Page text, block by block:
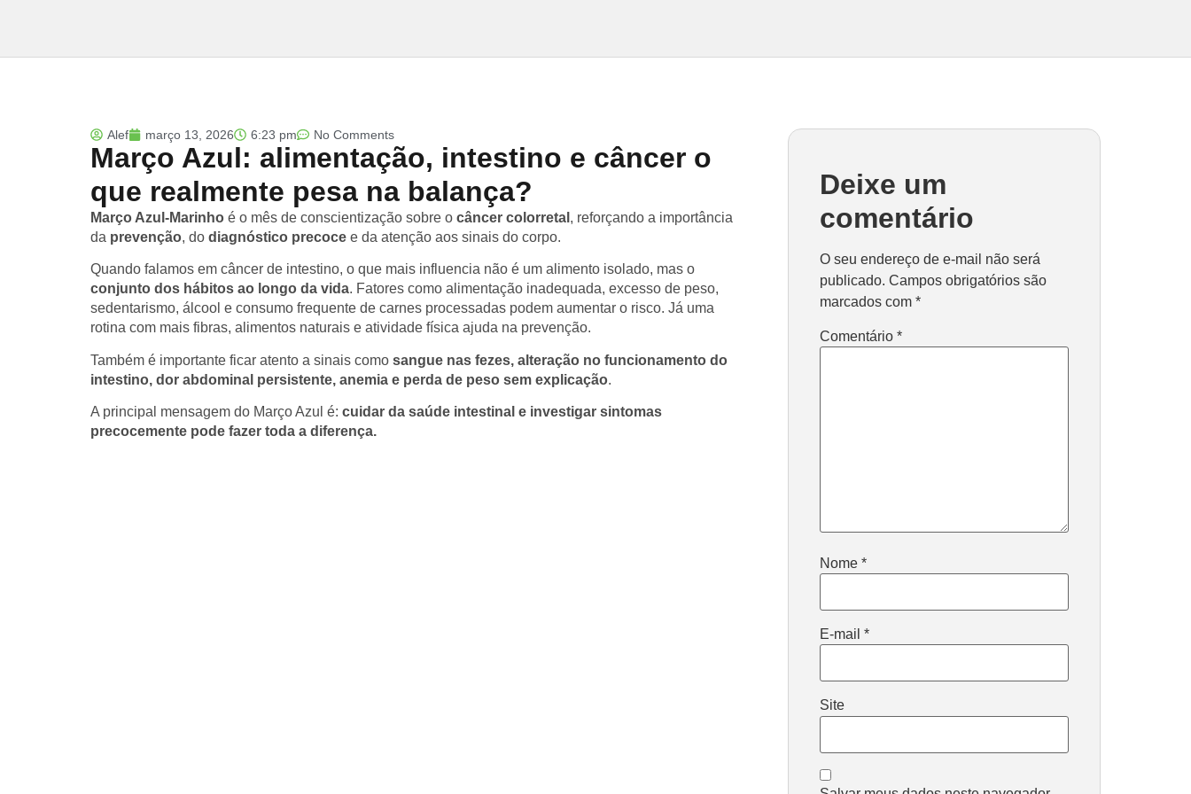
Alef março 13, 2026 6:23 pm No Comments
Março Azul: alimentação, intestino e câncer o
que realmente pesa na balança?
Março Azul-Marinho é o mês de conscientização sobre o câncer colorretal , reforçando a importância
da prevenção, do diagnóstico precoce e da atenção aos sinais do corpo.
Quando falamos em câncer de intestino, o que mais influencia não é um alimento isolado, mas o
conjunto dos hábitos ao longo da vida. Fatores como alimentação inadequada, excesso de peso,
sedentarismo, álcool e consumo frequente de carnes processadas podem aumentar o risco. Já uma
rotina com mais fibras, alimentos naturais e atividade física ajuda na prevenção.
Também é importante ficar atento a sinais como sangue nas fezes, alteração no funcionamento do
intestino, dor abdominal persistente, anemia e perda de peso sem explicação.
A principal mensagem do Março Azul é: cuidar da saúde intestinal e investigar sintomas
precocemente pode fazer toda a diferença.
Deixe um
comentário
O seu endereço de e-mail não será
publicado. Campos obrigatórios são
marcados com *
Comentário *
Nome *
E-mail *
Site